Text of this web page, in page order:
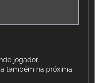
jogador.
também na próxima